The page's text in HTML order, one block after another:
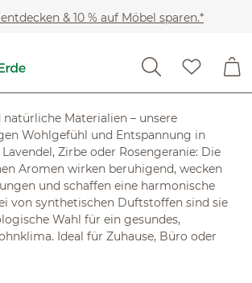
& 10 % auf Möbel sparen.*
Materialien – unsere
Wohlgefühl und Entspannung in
Zirbe oder Rosengeranie: Die
Aromen wirken beruhigend, wecken
und schaffen eine harmonische
von synthetischen Duftstoffen sind sie
Wahl für ein gesundes,
Ideal für Zuhause, Büro oder